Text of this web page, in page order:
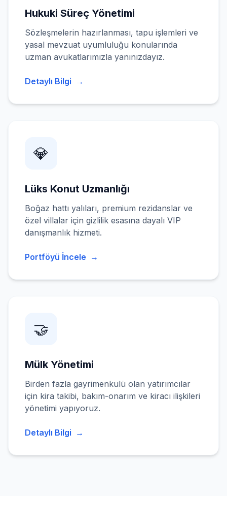
Hukuki Süreç Yönetimi
Sözleşmelerin hazırlanması, tapu işlemleri ve
yasal mevzuat uyumluluğu konularında
uzman avukatlarımızla yanınızdayız.
Detaylı Bilgi →
💎
Lüks Konut Uzmanlığı
Boğaz hattı yalıları, premium rezidanslar ve
özel villalar için gizlilik esasına dayalı VIP
danışmanlık hizmeti.
Portföyü İncele →
🤝
Mülk Yönetimi
Birden fazla gayrimenkulü olan yatırımcılar
için kira takibi, bakım-onarım ve kiracı ilişkileri
yönetimi yapıyoruz.
Detaylı Bilgi →